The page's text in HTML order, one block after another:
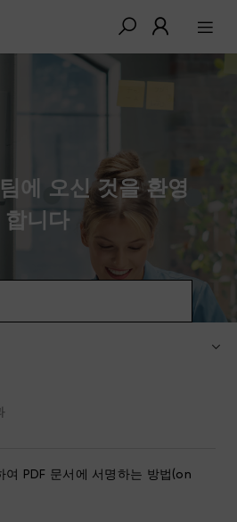
에 오신 것을 환영
합니다
PDF 문서에 서명하는 방법(on